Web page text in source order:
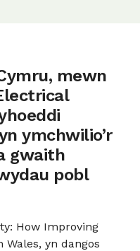
mewn
ymchwilio’r
gwaith
pobl
How Improving
Wales, yn dangos